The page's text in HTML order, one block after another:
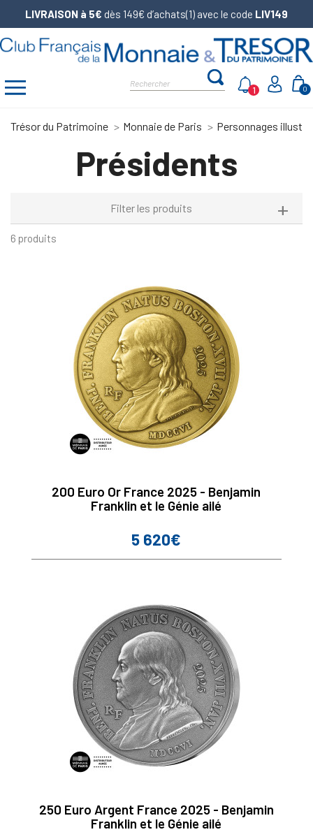
LIVRAISON à 5€ dès 149€ d’achats(1) avec le code LIV149
0
1
Trésor du Patrimoine Monnaie de Paris Personnages
Présidents
Filter les produits
6 produits
200 Euro Or France 2025 - Benjamin
Franklin et le Génie ailé
Prix
5 620€
250 Euro Argent France 2025 - Benjamin
Franklin et le Génie ailé